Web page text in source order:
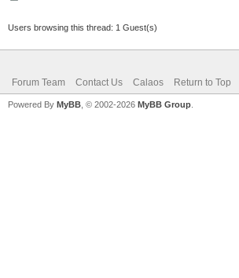
Users browsing this thread: 1 Guest(s)
Forum Team Contact Us Calaos Return to Top
Powered By MyBB , © 2002-2026 MyBB Group